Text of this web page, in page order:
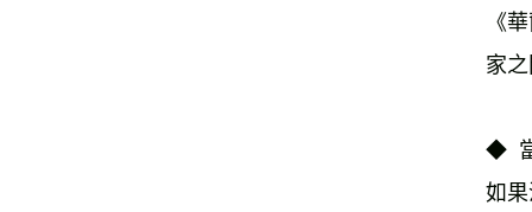
《
家
◆
如